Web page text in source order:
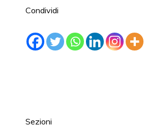
Condividi
Sezioni